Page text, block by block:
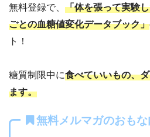
無料登録で、 「体を張って実験
ごとの血糖値変化データブック」
ト！
糖質制限中に食べていいもの、
ます。
無料メルマガのおも